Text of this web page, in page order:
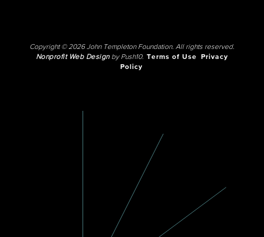
Copyright © 2026 John Templeton Foundation. All rights reserved.
Nonprofit Web Designby Push10. Terms of Use
Privacy
Policy